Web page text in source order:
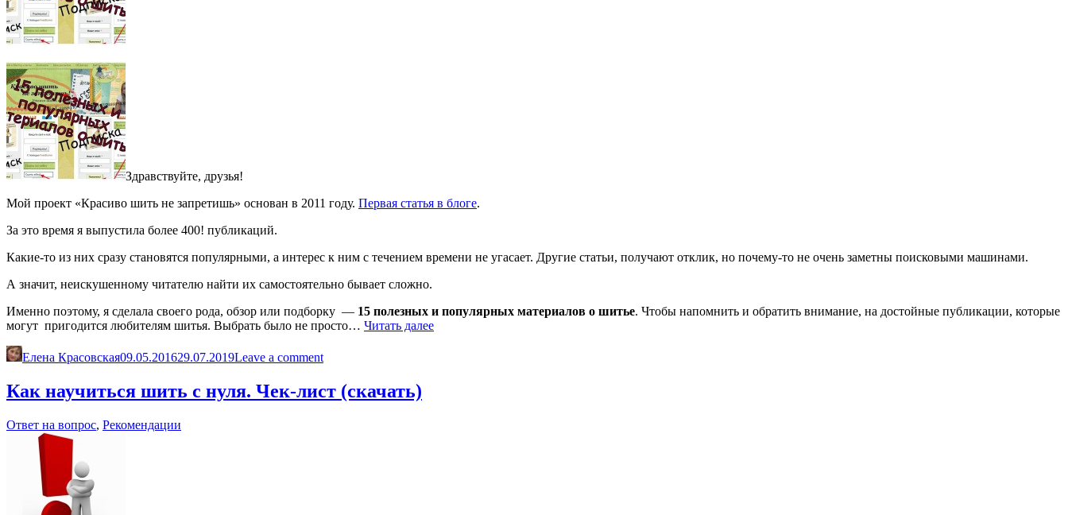
Здравствуйте, друзья!
Мой проект «Красиво шить не запретишь» основан в 2011 году. Первая статья в блоге.
За это время я выпустила более 400! публикаций.
Какие-то из них сразу становятся популярными, а интерес к ним с течением времени не угасает. Другие статьи, получают отклик, но почему-то не очень заметны поисковыми машинами.
А значит, неискушенному читателю найти их самостоятельно бывает сложно.
Именно поэтому, я сделала своего рода, обзор или подборку — 15 полезных и популярных материалов о шитье. Чтобы напомнить и обратить внимание, на достойные публикации, которые
могут пригодится любителям шитья. Выбрать было не просто… Читать далее«15
Елена Красовская09.05.201629.07.2019Leave a comment
Как научиться шить с нуля. Чек-лист (скачать)
Ответ на вопрос, Рекомендации